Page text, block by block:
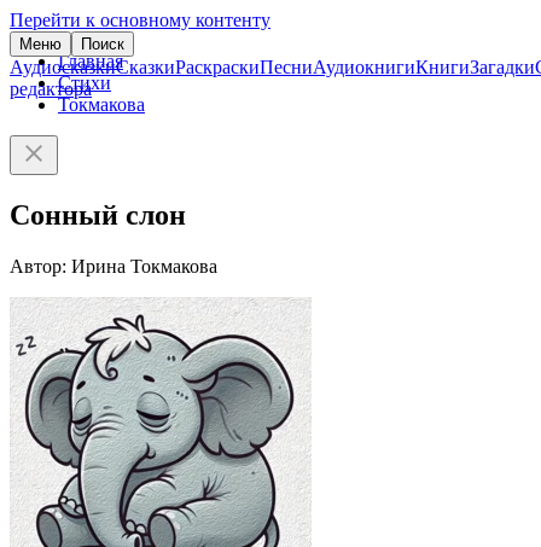
Перейти к основному контенту
Меню Поиск
АудиосказкиСказкиРаскраскиПесниАудиокнигиКнигиЗагадки
редактора
Главная
Стихи
Токмакова
Сонный слон
Автор: Ирина Токмакова